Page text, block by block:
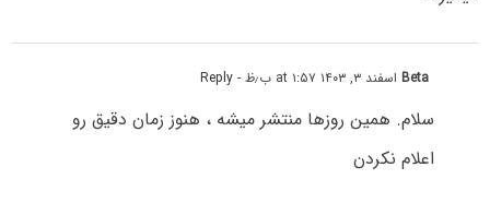
Betaاسفند ۳, ۱۴۰۳ at ۱:۵۷ ب٫ظ - Reply
سلام. همین روزها منتشر میشه ، هنوز زمان دقیق رو
اعلام نکردن